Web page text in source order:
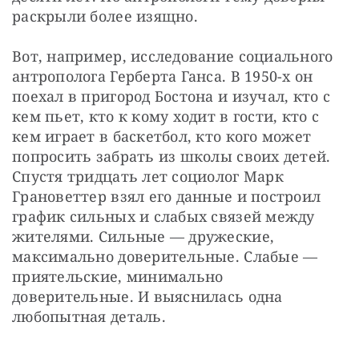
раскрыли более изящно.
Вот, например, исследование социального
антрополога Герберта Ганса. В 1950-х он
поехал в пригород Бостона и изучал, кто с
кем пьет, кто к кому ходит в гости, кто с
кем играет в баскетбол, кто кого может
попросить забрать из школы своих детей.
Спустя тридцать лет социолог Марк
Грановеттер взял его данные и построил
график сильных и слабых связей между
жителями. Сильные — дружеские,
максимально доверительные. Слабые —
приятельские, минимально
доверительные. И выяснилась одна
любопытная деталь.